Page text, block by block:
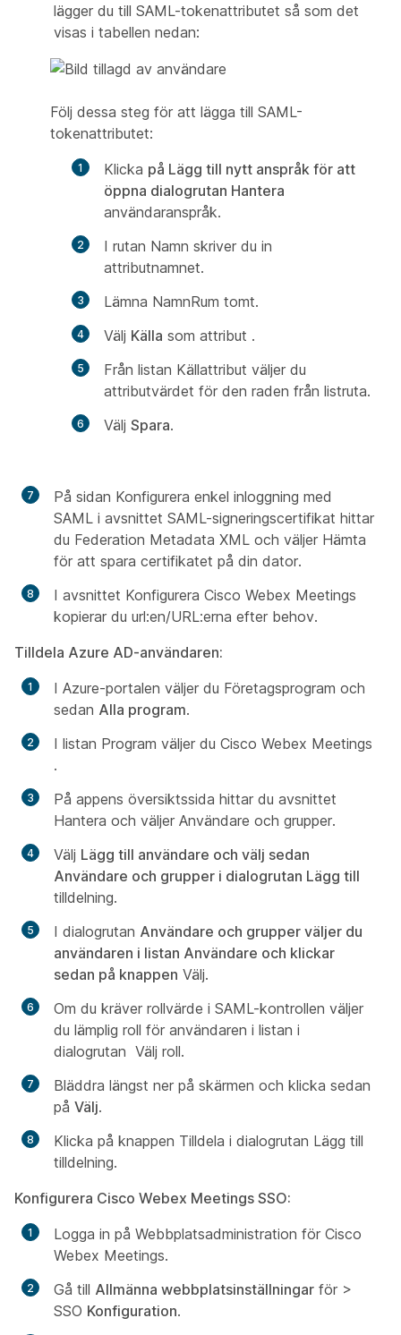
lägger du till SAML-tokenattributet så som det
visas i tabellen nedan:
Följ dessa steg för att lägga till SAML-
tokenattributet:
Klicka på Lägg till nytt anspråk för att
öppna dialogrutan Hantera
användaranspråk.
I rutan Namn skriver du in
attributnamnet.
Lämna NamnRum tomt.
Välj Källa som attribut .
Från listan Källattribut väljer du
attributvärdet för den raden från listruta.
Välj Spara.
På sidan Konfigurera enkel inloggning med
SAML i avsnittet SAML-signeringscertifikat hittar
du Federation Metadata XML och väljer Hämta
för att spara certifikatet på din dator.
I avsnittet Konfigurera Cisco Webex Meetings
kopierar du url:en/URL:erna efter behov.
Tilldela Azure AD-användaren:
I Azure-portalen väljer du Företagsprogram och
sedan Alla program.
I listan Program väljer du Cisco Webex Meetings
.
På appens översiktssida hittar du avsnittet
Hantera och väljer Användare och grupper.
Välj Lägg till användare och välj sedan
Användare och grupper i dialogrutan Lägg till
tilldelning.
I dialogrutan Användare och grupper väljer du
användaren i listan Användare och klickar
sedan på knappen Välj.
Om du kräver rollvärde i SAML-kontrollen väljer
du lämplig roll för användaren i listan i
dialogrutan Välj roll.
Bläddra längst ner på skärmen och klicka sedan
på Välj.
Klicka på knappen Tilldela i dialogrutan Lägg till
tilldelning.
Konfigurera Cisco Webex Meetings SSO:
Logga in på Webbplatsadministration för Cisco
Webex Meetings.
Gå till Allmänna webbplatsinställningar för >
SSO Konfiguration.